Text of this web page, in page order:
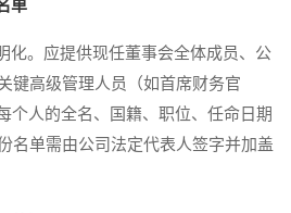
单
。应提供现任董事会全体成员、公
键高级管理人员（如首席财务官
个人的全名、国籍、职位、任命日期
名单需由公司法定代表人签字并加盖